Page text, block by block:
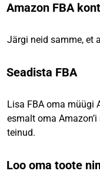
Amazon FBA
Järgi neid samme, et
Seadista FBA
Lisa FBA oma müügi
esmalt oma
teinud.
Loo oma toote